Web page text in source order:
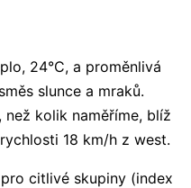
24°C, a proměnlivá
slunce a mraků.
kolik naměříme, blíž
18 km/h z west.
citlivé skupiny (index